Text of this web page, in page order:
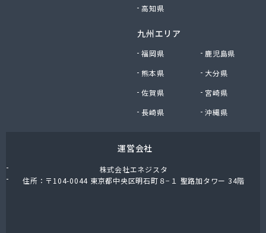
田邊工業株式会社 足利営業所
東京ガスエネルギー株式会社 宇都宮サービスセン
東上ガス株式会社 真岡営業所
東上ガス株式会社 那須営業所
栃木液化ガス株式会社
栃木県プロパンガス商業協同組合
栃木石油株式会社 本社
高知県
九州エリア
福岡県
鹿児島県
熊本県
大分県
佐賀県
宮崎県
長崎県
沖縄県
運営会社
株式会社エネジスタ
住所：〒104-0044 東京都中央区明石町８−１ 聖路加タワー 34階